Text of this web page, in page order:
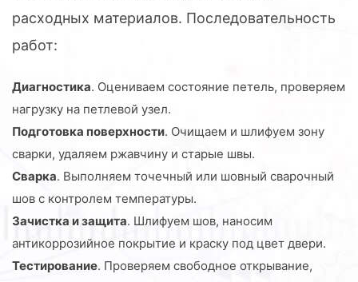
расходных материалов. Последовательность
работ:
Диагностика. Оцениваем состояние петель, проверяем
нагрузку на петлевой узел.
Подготовка поверхности. Очищаем и шлифуем зону
сварки, удаляем ржавчину и старые швы.
Сварка. Выполняем точечный или шовный сварочный
шов с контролем температуры.
Зачистка и защита. Шлифуем шов, наносим
антикоррозийное покрытие и краску под цвет двери.
Тестирование. Проверяем свободное открывание,